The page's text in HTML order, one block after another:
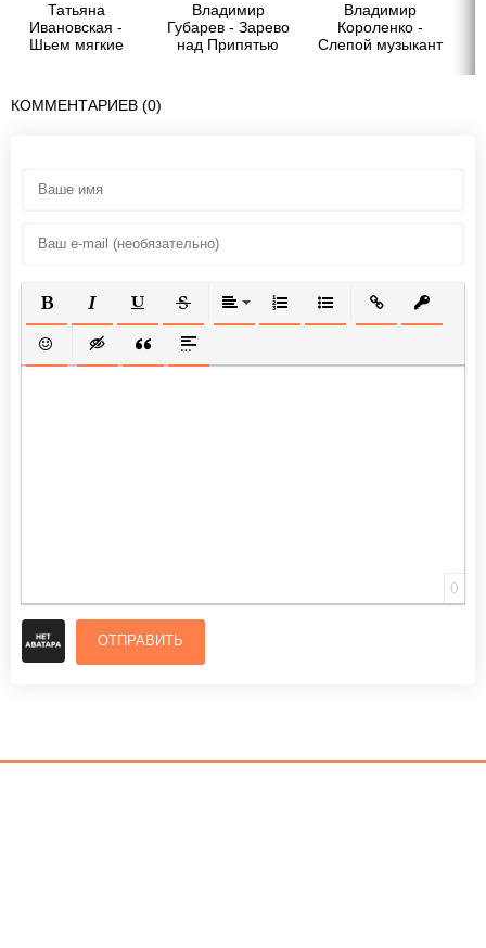
Татьяна
Ивановская -
Шьем мягкие
Владимир
Губарев - Зарево
над Припятью
Владимир
Короленко -
Слепой музыкант
КОММЕНТАРИЕВ (0)
ПОЛУЖИРНЫЙ
КУРСИВПОДЧЕРКНУТЫЙ
ЗАЧЕРКНУТЫЙВЫРАВНИВАНИЕ
НУМЕРОВАННЫЙ СПИСОК
МАРКИРОВАННЫЙ
ВСТАВИТЬ
ВСТАВИТЬ СМАЙЛИК
ВСТАВКА СКРЫТОГО ТЕКСТА
ВСТАВКА ЦИТАТЫ
ВСТАВКА СПОЙЛЕРА
0
ОТПРАВИТЬ